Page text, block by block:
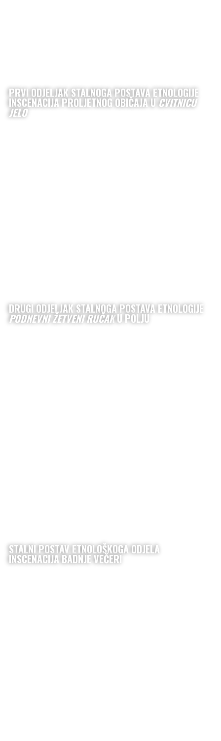
PRVI ODJELJAK STALNOGA POSTAVA ETNOLOGIJE
INSCENACIJA PROLJETNOG OBIČAJA U CVITNICU
JELO
DRUGI ODJELJAK STALNOGA POSTAVA ETNOLOGIJE
PODNEVNI ŽETVENI RUČAKU POLJU
STALNI POSTAV ETNOLOŠKOGA ODJELA
INSCENACIJA BADNJE VEČERI